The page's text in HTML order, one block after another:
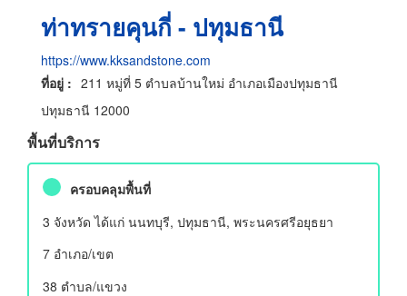
ท่าทรายคุนกี่ - ปทุมธานี
https://www.kksandstone.com
ที่อยู่ : 211 หมู่ที่ 5 ตำบลบ้านใหม่ อำเภอเมืองปทุมธานี
ปทุมธานี 12000
พื้นที่บริการ
ครอบคลุมพื้นที่
3 จังหวัด ได้แก่ นนทบุรี, ปทุมธานี, พระนครศรีอยุธยา
7 อําเภอ/เขต
38 ตำบล/แขวง